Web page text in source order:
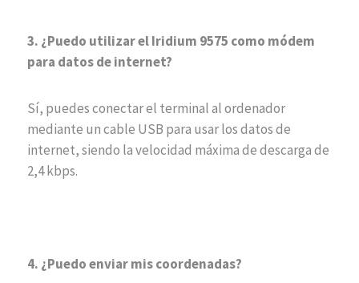
3. ¿Puedo utilizar el Iridium 9575 como módem
para datos de internet?
Sí, puedes conectar el terminal al ordenador
mediante un cable USB para usar los datos de
internet, siendo la velocidad máxima de descarga de
2,4 kbps.
4. ¿Puedo enviar mis coordenadas?